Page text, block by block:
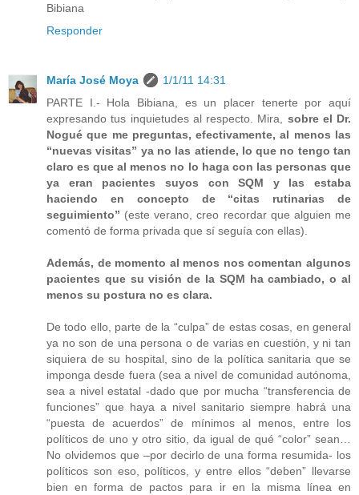
Bibiana
Responder
María José Moya
1/1/11 14:31
PARTE I.- Hola Bibiana, es un placer tenerte por aquí
expresando tus inquietudes al respecto. Mira, sobre el Dr.
Nogué que me preguntas, efectivamente, al menos las
“nuevas visitas” ya no las atiende, lo que no tengo tan
claro es que al menos no lo haga con las personas que
ya eran pacientes suyos con SQM y las estaba
haciendo en concepto de “citas rutinarias de
seguimiento” (este verano, creo recordar que alguien me
comentó de forma privada que sí seguía con ellas).
Además, de momento al menos nos comentan algunos
pacientes que su visión de la SQM ha cambiado, o al
menos su postura no es clara.
De todo ello, parte de la “culpa” de estas cosas, en general
ya no son de una persona o de varias en cuestión, y ni tan
siquiera de su hospital, sino de la política sanitaria que se
imponga desde fuera (sea a nivel de comunidad autónoma,
sea a nivel estatal -dado que por mucha “transferencia de
funciones” que haya a nivel sanitario siempre habrá una
“puesta de acuerdos” de mínimos al menos, entre los
políticos de uno y otro sitio, da igual de qué “color” sean…
No olvidemos que –por decirlo de una forma resumida- los
políticos son eso, políticos, y entre ellos “deben” llevarse
bien en forma de pactos para ir en la misma línea en